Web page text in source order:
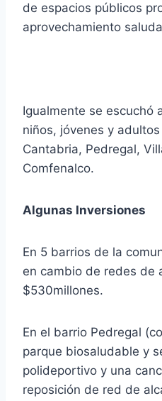
de espacios públicos
aprovechamiento
Igualmente se escuchó
niños, jóvenes y
Cantabria, Pedregal,
Comfenalco.
Algunas Inversiones
En 5 barrios de la
en cambio de redes de
$530millones.
En el barrio Pedregal
parque biosaludable y
polideportivo y una
reposición de red de